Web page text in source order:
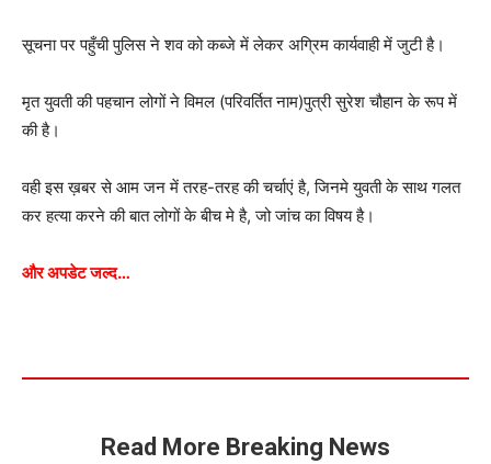
सूचना पर पहुँची पुलिस ने शव को कब्जे में लेकर अग्रिम कार्यवाही में जुटी है।
मृत युवती की पहचान लोगों ने विमल (परिवर्तित नाम)पुत्री सुरेश चौहान के रूप में
की है।
वही इस ख़बर से आम जन में तरह-तरह की चर्चाएं है, जिनमे युवती के साथ गलत
कर हत्या करने की बात लोगों के बीच मे है, जो जांच का विषय है।
और अपडेट जल्द…
Read More Breaking News